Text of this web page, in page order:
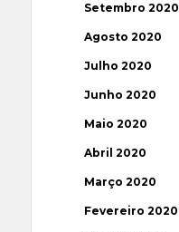
Setembro 2020
Agosto 2020
Julho 2020
Junho 2020
Maio 2020
Abril 2020
Março 2020
Fevereiro 2020